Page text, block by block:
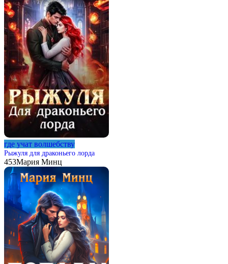
где учат волшебству
Рыжуля для драконьего лорда
453Мария Минц